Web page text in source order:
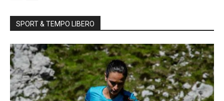
SPORT & TEMPO LIBERO